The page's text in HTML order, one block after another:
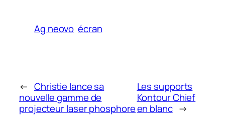
Ag neovo écran
← Christie lance sa
nouvelle gamme de
projecteur laser phosphore
Les supports
Kontour Chief
en blanc →